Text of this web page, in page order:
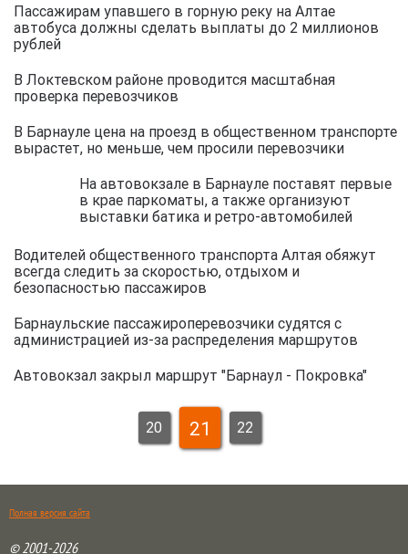
Пассажирам упавшего в горную реку на Алтае
автобуса должны сделать выплаты до 2 миллионов
рублей
В Локтевском районе проводится масштабная
проверка перевозчиков
В Барнауле цена на проезд в общественном транспорте
вырастет, но меньше, чем просили перевозчики
На автовокзале в Барнауле поставят первые
в крае паркоматы, а также организуют
выставки батика и ретро-автомобилей
Водителей общественного транспорта Алтая обяжут
всегда следить за скоростью, отдыхом и
безопасностью пассажиров
Барнаульские пассажироперевозчики судятся с
администрацией из-за распределения маршрутов
Автовокзал закрыл маршрут "Барнаул - Покровка"
20 21 22
Полная версия сайта
© 2001-2026